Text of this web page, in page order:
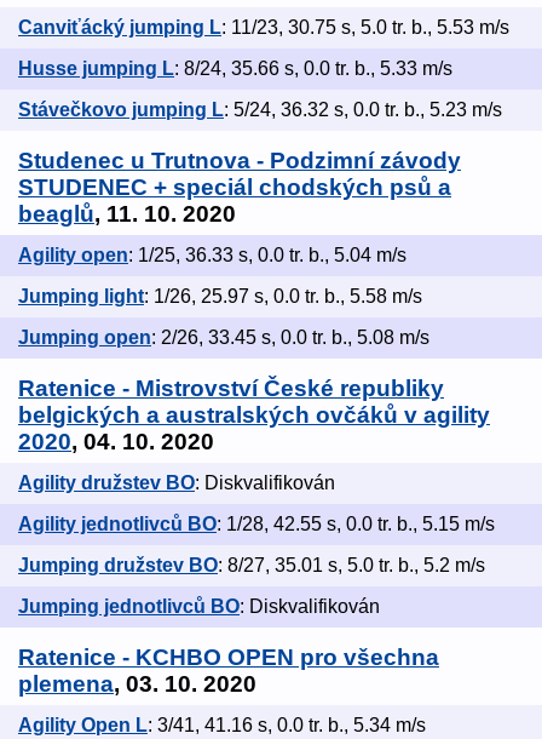
Canviťácký jumping L: 11/23, 30.75 s, 5.0 tr. b., 5.53 m/s
Husse jumping L: 8/24, 35.66 s, 0.0 tr. b., 5.33 m/s
Stávečkovo jumping L: 5/24, 36.32 s, 0.0 tr. b., 5.23 m/s
Studenec u Trutnova - Podzimní závody
STUDENEC + speciál chodských psů a
beaglů, 11. 10. 2020
Agility open: 1/25, 36.33 s, 0.0 tr. b., 5.04 m/s
Jumping light: 1/26, 25.97 s, 0.0 tr. b., 5.58 m/s
Jumping open: 2/26, 33.45 s, 0.0 tr. b., 5.08 m/s
Ratenice - Mistrovství České republiky
belgických a australských ovčáků v agility
2020, 04. 10. 2020
Agility družstev BO: Diskvalifikován
Agility jednotlivců BO: 1/28, 42.55 s, 0.0 tr. b., 5.15 m/s
Jumping družstev BO: 8/27, 35.01 s, 5.0 tr. b., 5.2 m/s
Jumping jednotlivců BO: Diskvalifikován
Ratenice - KCHBO OPEN pro všechna
plemena, 03. 10. 2020
Agility Open L: 3/41, 41.16 s, 0.0 tr. b., 5.34 m/s